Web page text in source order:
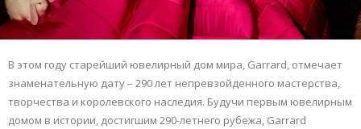
В этом году старейший ювелирный дом мира, Garrard, отмечает
знаменательную дату – 290 лет непревзойденного мастерства,
творчества и королевского наследия. Будучи первым ювелирным
домом в истории, достигшим 290-летнего рубежа, Garrard